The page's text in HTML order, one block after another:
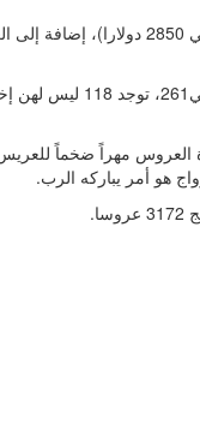
كما قدم سافاني لكل عروسين هدية نقدية بقيمة 200
العروس مهراً ضخماً
هو أمر يباركه الرب.